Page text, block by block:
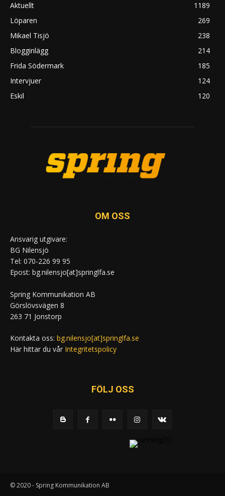
Aktuellt
1189
Löparen
269
Mikael Tisjö
238
Blogginlägg
214
Frida Södermark
185
Intervjuer
124
Eskil
120
OM OSS
Ansvarig utgivare:
BG Nilensjö
Tel: 070-226 99 95
Epost: bg.nilensjo[at]springlfa.se
Spring Kommunikation AB
Görslövsvägen 8
263 71 Jonstorp
Kontakta oss: bg.nilensjo[at]springlfa.se
Här hittar du vår Integritetspolicy
FÖLJ OSS
© 2020 - Spring Kommunikation AB